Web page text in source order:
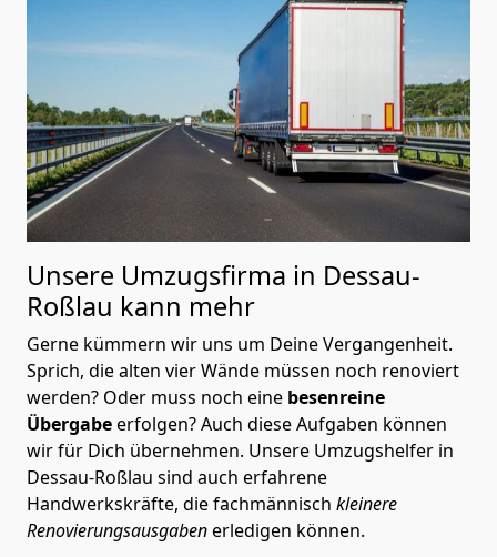
Unsere Umzugsfirma in Dessau-
Roßlau kann mehr
Gerne kümmern wir uns um Deine Vergangenheit.
Sprich, die alten vier Wände müssen noch renoviert
werden? Oder muss noch eine besenreine
Übergabeerfolgen? Auch diese Aufgaben können
wir für Dich übernehmen. Unsere Umzugshelfer in
Dessau-Roßlau sind auch erfahrene
Handwerkskräfte, die fachmännisch kleinere
Renovierungsausgabenerledigen können.